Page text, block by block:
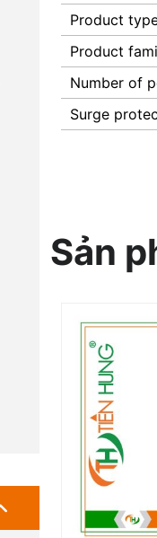
Product
Product
Number of
Surge
Sản